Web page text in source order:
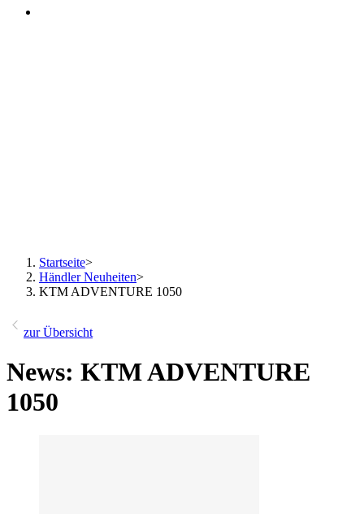
Startseite>
Händler Neuheiten>
KTM ADVENTURE 1050
zur Übersicht
News: KTM ADVENTURE
1050